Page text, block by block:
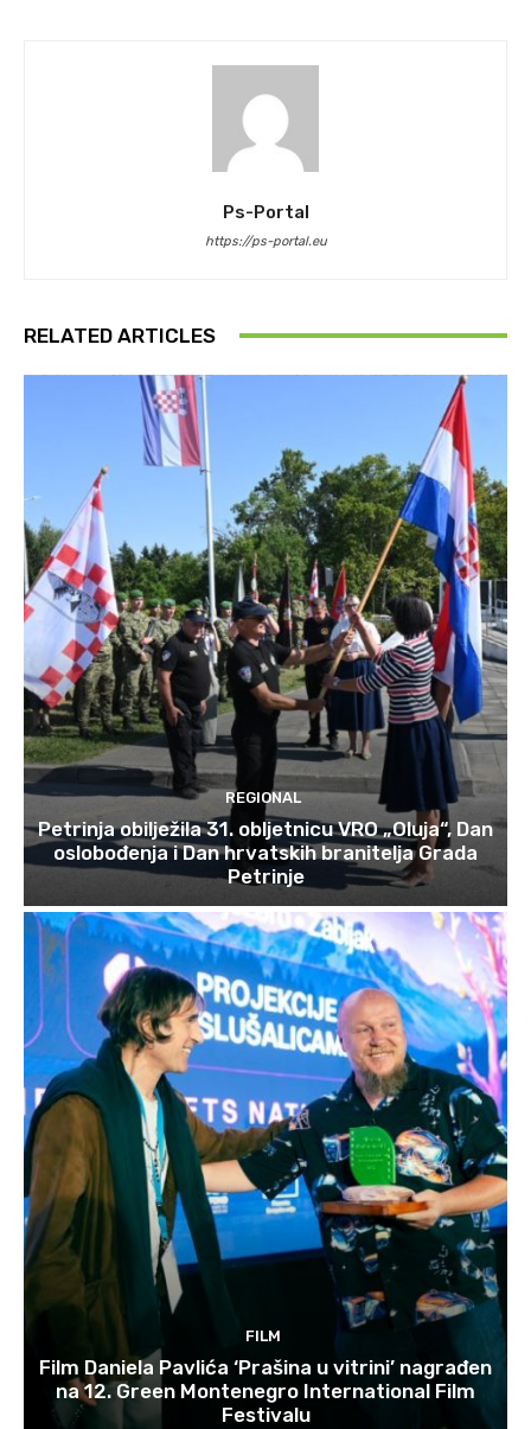
Ps-Portal
https://ps-portal.eu
RELATED ARTICLES
REGIONAL
Petrinja obilježila 31. obljetnicu VRO „Oluja“, Dan
oslobođenja i Dan hrvatskih branitelja Grada
Petrinje
FILM
Film Daniela Pavlića ‘Prašina u vitrini’ nagrađen
na 12. Green Montenegro International Film
Festivalu